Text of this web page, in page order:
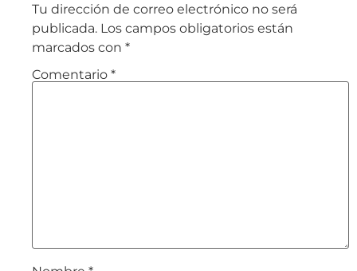
Tu dirección de correo electrónico no será
publicada. Los campos obligatorios están
marcados con *
Comentario *